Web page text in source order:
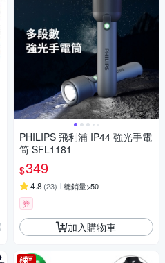
PHILIPS 飛利浦 IP44 強光手電
筒 SFL1181
$349
4.8 (23) 總銷量>50
券
加入購物車